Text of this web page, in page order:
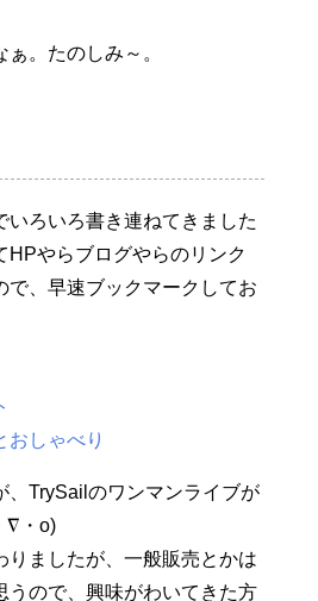
。たのしみ～。
いろいろ書き連ねてきました
HPやらブログやらのリンク
で、早速ブックマークしてお
しゃべり
、TrySailのワンマンライブが
∇・o)
りましたが、一般販売とかは
うので、興味がわいてきた方